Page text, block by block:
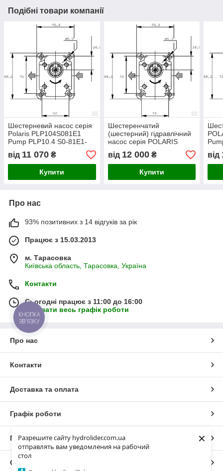
Разрешите сайту hydrolider.com.ua
отправлять вам уведомления на рабочий
стол
×
Подібні товари компанії
Шестерневий насос серія
Polaris PLP104S081E1
Pump PLP10.4 S0-81E1-
LBB/BA-N - Casappa
від 11 070 ₴
Купити
Шестеренчатий
(шестерний) гідравлічний
насос серія POLARIS
PLP101S081E1 Pump PLP
10.1 -S0 81-E1 LBB/BA
Casappa
від 12 000₴
Купити
від
Про нас
93% позитивних з 14 відгуків за рік
Працює з 15.03.2013
м. Тарасовка
Київська область, Тарасовка, Україна
Контакти
Сьогодні працює з 11:00 до 16:00
Показати весь графік роботи
Про нас
Контакти
Доставка та оплата
Графік роботи
Повна версія сайту
Сайт створено на маркетплейсі
КНОПКА
ЗВ'ЯЗКУ